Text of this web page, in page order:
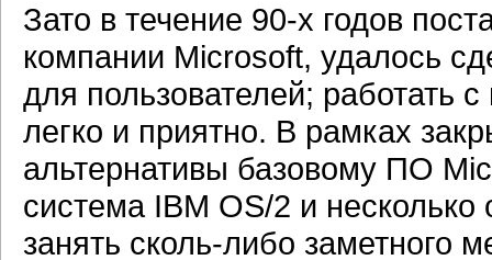
Зато в течение 90-х годов
компании Microsoft, удалось
для пользователей; работать
легко и приятно. В рамках
альтернативы базовому ПО
система IBM OS/2 и
занять сколь-либо заметного